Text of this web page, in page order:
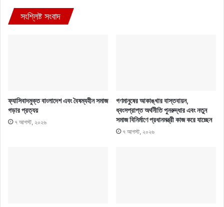
সংশ্লিষ্ট সংবাদ
ফ্যাসিবাদমুক্ত বাংলাদেশ এবং বৈষম্যহীন সমাজ
গড়ার প্রত্যয়
৭ আগস্ট, ২০২৬
গণমানুষের আকাঙ্খার বাস্তবায়ন,
ধ্বংসপ্রাপ্ত অর্থনীতি পুনরুদ্ধার এবং নতুন
সমাজ বিনির্মাণে প্রধানমন্ত্রী কাজ করে যাচ্ছেন
৭ আগস্ট, ২০২৬